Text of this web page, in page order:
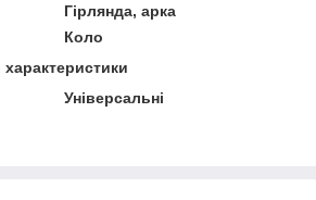
Гірлянда, арка
Коло
Універсальні